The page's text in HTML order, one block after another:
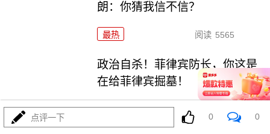
朗：你猜我信不信？
最热 阅读 5565
政治自杀！菲律宾防长，你这是
在给菲律宾掘墓！
最热
点评一下 0 0